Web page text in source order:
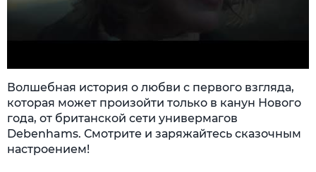
Волшебная история о любви с первого взгляда,
которая может произойти только в канун Нового
года, от британской сети универмагов
Debenhams. Смотрите и заряжайтесь сказочным
настроением!